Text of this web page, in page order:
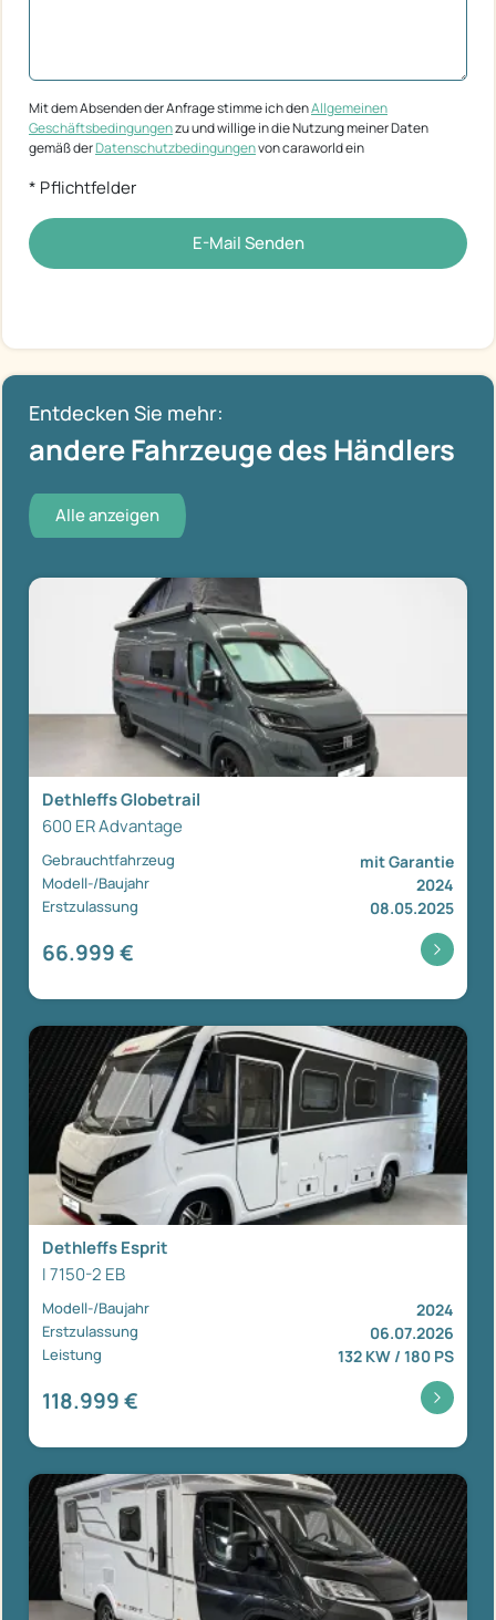
Mit dem Absenden der Anfrage stimme ich denAllgemeinen
Geschäftsbedingungenzu und willige in die Nutzung meiner Daten
gemäß derDatenschutzbedingungenvon caraworld ein
* Pflichtfelder
E-Mail Senden
Entdecken Sie mehr:
andere Fahrzeuge des Händlers
Alle anzeigen
Dethleffs Globetrail
600 ER Advantage
Gebrauchtfahrzeug mit Garantie
Modell-/Baujahr 2024
Erstzulassung 08.05.2025
66.999 €
Dethleffs Esprit
I 7150-2 EB
Modell-/Baujahr 2024
Erstzulassung 06.07.2026
Leistung 132 KW / 180 PS
118.999 €